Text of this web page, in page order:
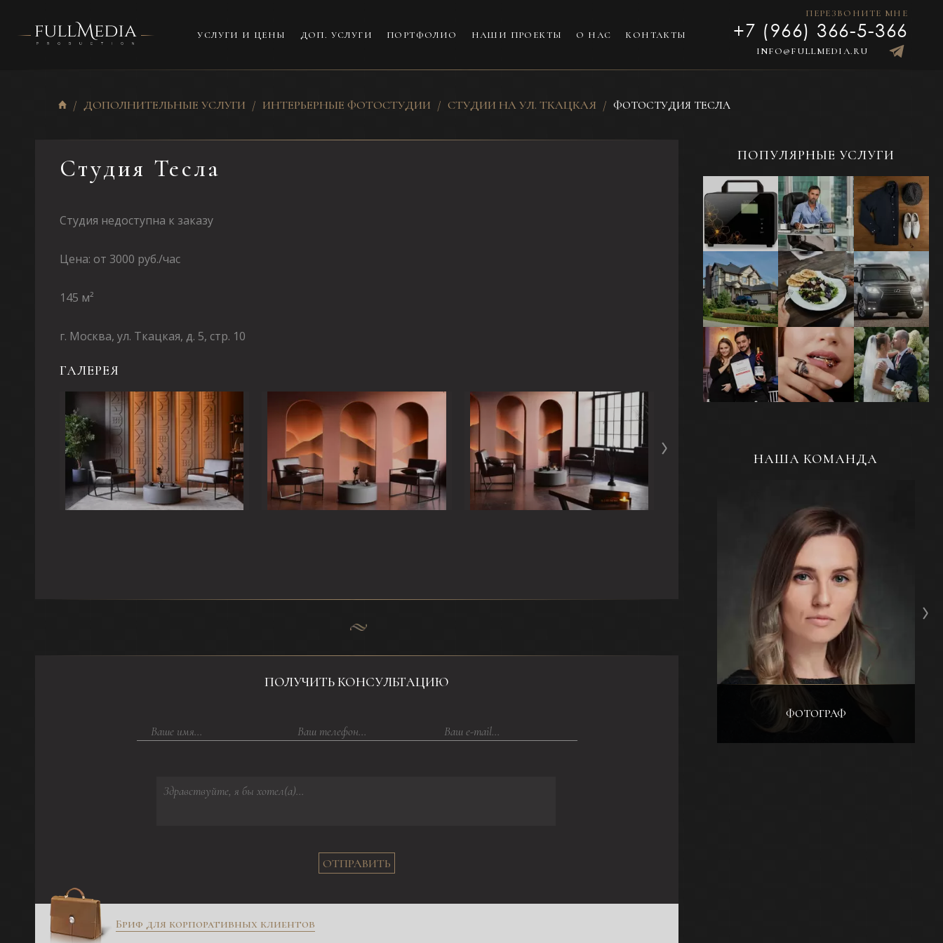
УСЛУГИ И ЦЕНЫ ДОП. УСЛУГИ ПОРТФОЛИО НАШИ ПРОЕКТЫ О НАС КОНТАКТЫ
ПЕРЕЗВОНИТЕ МНЕ
+7 (966) 366-5-366
INFO@FULLMEDIA.RU
ДОПОЛНИТЕЛЬНЫЕ УСЛУГИ ИНТЕРЬЕРНЫЕ ФОТОСТУДИИ СТУДИИ НА УЛ. ТКАЦКАЯ ФОТОСТУДИЯ ТЕСЛА
Студия Тесла
Студия недоступна к заказу
Цена: от 3000 руб./час
145 м²
г. Москва, ул. Ткацкая, д. 5, стр. 10
ГАЛЕРЕЯ
ПОЛУЧИТЬ КОНСУЛЬТАЦИЮ
ОТПРАВИТЬ
Бриф для корпоративных клиентов
ПОПУЛЯРНЫЕ УСЛУГИ
Предметная
фотосъемка
для каталога
Портретная
фотосъемка -
Бизнес-
портрет
Фотосъемка
одежды в
раскладку или
на модели
жилой и
коммерческой
недвижимости
Фуд-
фотосъемка
еды и
напитков для
меню
Фотосъемка
автомобилей и
другого
транспорта
Репортажная
съемка
мероприятий и
событий
Ювелирная
фотосъемка
украшений
Свадебная
фотосъемка
НАША КОМАНДА
ФОТОГРАФ